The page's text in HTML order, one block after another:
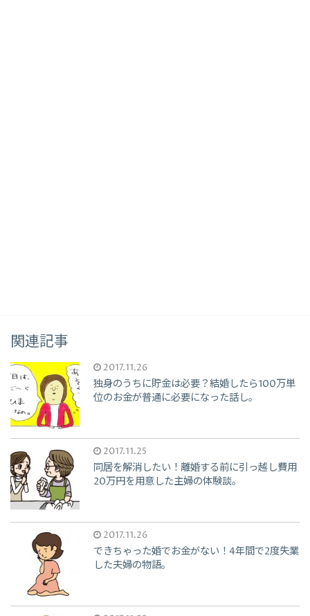
関連記事
2017.11.26
独身のうちに貯金は必要？結婚したら100万単
位のお金が普通に必要になった話し。
2017.11.25
同居を解消したい！離婚する前に引っ越し費用
20万円を用意した主婦の体験談。
2017.11.26
できちゃった婚でお金がない！4年間で2度失業
した夫婦の物語。